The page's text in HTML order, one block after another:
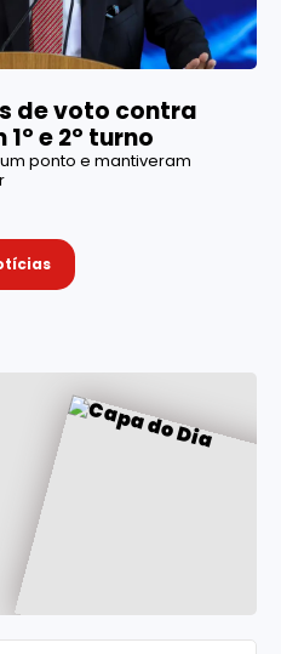
de voto contra
e 2º turno
ponto e mantiveram